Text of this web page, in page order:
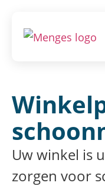
Uw winkel is
zorgen voor